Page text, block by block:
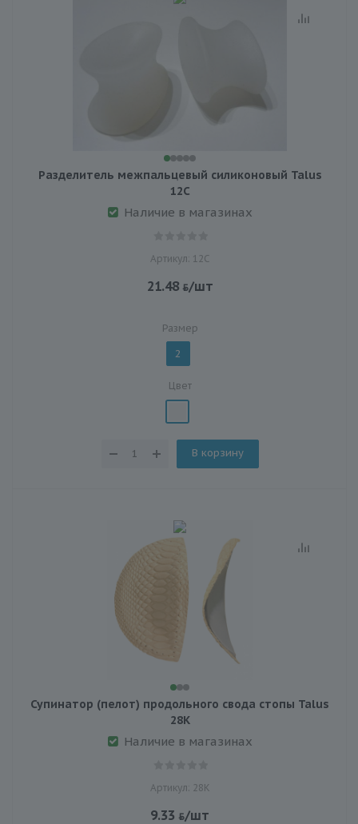
Разделитель межпальцевый силиконовый Talus
12С
Наличие в магазинах
Артикул: 12С
21.48 /шт
Размер
2
Цвет
В корзину
Супинатор (пелот) продольного свода стопы Talus
28К
Наличие в магазинах
Артикул: 28К
9.33 /шт